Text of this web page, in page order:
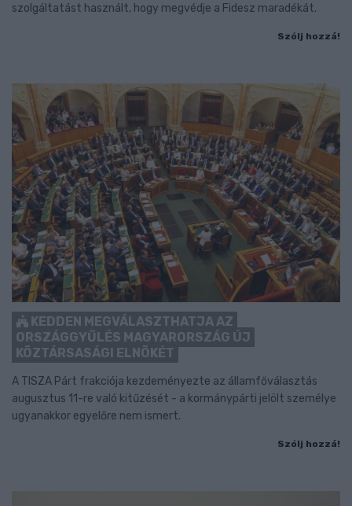
szolgáltatást használt, hogy megvédje a Fidesz maradékát.
Szólj hozzá!
KEDDEN MEGVÁLASZTHATJA AZ
ORSZÁGGYŰLÉS MAGYARORSZÁG ÚJ
KÖZTÁRSASÁGI ELNÖKÉT
A TISZA Párt frakciója kezdeményezte az államfőválasztás
augusztus 11-re való kitűzését - a kormánypárti jelölt személye
ugyanakkor egyelőre nem ismert.
Szólj hozzá!